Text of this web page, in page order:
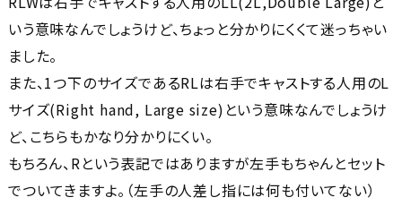
いう意味なんでしょうけど、ちょっと分かりにくくて迷っちゃい
ました。
また、1つ下のサイズであるRLは右手でキャストする人用のL
サイズ(Right hand, Large size)という意味なんでしょうけ
ど、こちらもかなり分かりにくい。
もちろん、Rという表記ではありますが左手もちゃんとセット
でついてきますよ。（左手の人差し指には何も付いてない）